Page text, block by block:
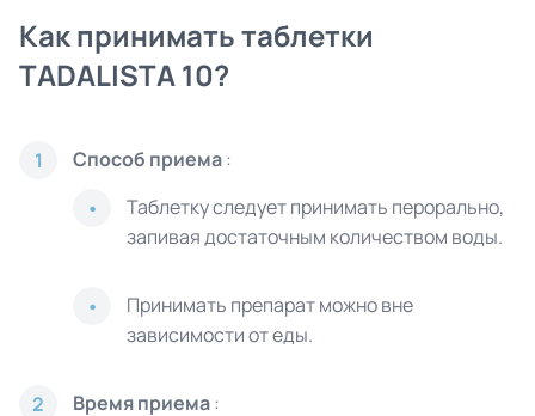
Как принимать таблетки
TADALISTA 10?
1 Способ приема:
Таблетку следует принимать перорально,
запивая достаточным количеством воды.
Принимать препарат можно вне
зависимости от еды.
2 Время приема: